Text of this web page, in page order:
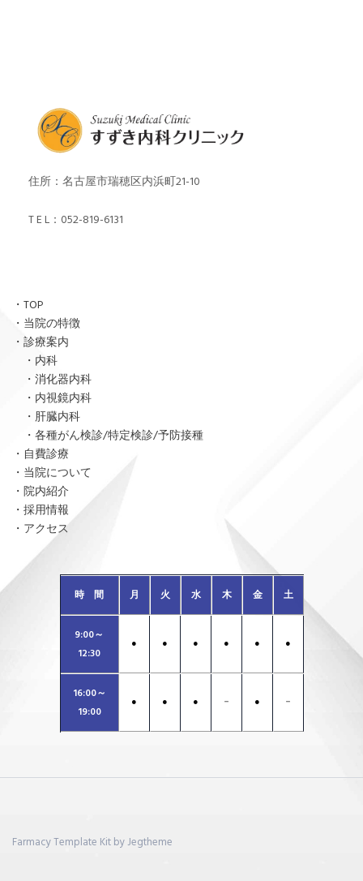
住所：名古屋市瑞穂区内浜町21-10
T E L： 052-819-6131
・TOP
・当院の特徴
・診療案内
・内科
・ 消化器内科
・内視鏡内科
・肝臓内科
・ 各種がん検診/特定検診/予防接種
・自費診療
・当院について
・院内紹介
・採用情報
・アクセス
時 間 月 火 水 木 金 土
9:00～
12:30
● ● ● ● ● ●
16:00～
19:00
● ● ● － ● －
Farmacy Template Kit by Jegtheme